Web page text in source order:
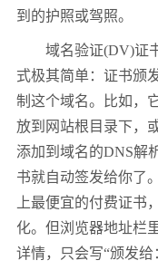
到的护照或驾照。
域名验证(DV)证书
式极其简单：证书颁
制这个域名。比如，
放到网站根目录下，
添加到域名的DNS解
书就自动签发给你了
上最便宜的付费证书
化。但浏览器地址栏
详情，只会写“颁发